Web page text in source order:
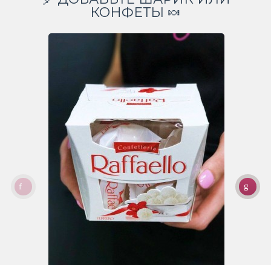
КОНФЕТЫ 🍬